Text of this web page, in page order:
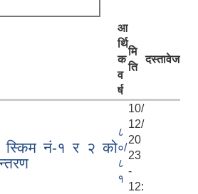
आ
र्थि
क
व
र्ष
मि
ति
दस्तावेज
स्किम नं-१ र २ को
८
०/
८
१
10/
12/
20
23
-
12: